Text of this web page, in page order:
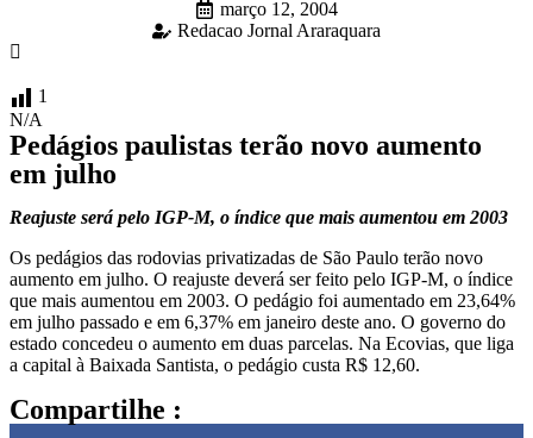
março 12, 2004
Redacao Jornal Araraquara
1
N/A
Pedágios paulistas terão novo aumento
em julho
Reajuste será pelo IGP-M, o índice que mais aumentou em 2003
Os pedágios das rodovias privatizadas de São Paulo terão novo
aumento em julho. O reajuste deverá ser feito pelo IGP-M, o índice
que mais aumentou em 2003. O pedágio foi aumentado em 23,64%
em julho passado e em 6,37% em janeiro deste ano. O governo do
estado concedeu o aumento em duas parcelas. Na Ecovias, que liga
a capital à Baixada Santista, o pedágio custa R$ 12,60.
Compartilhe :